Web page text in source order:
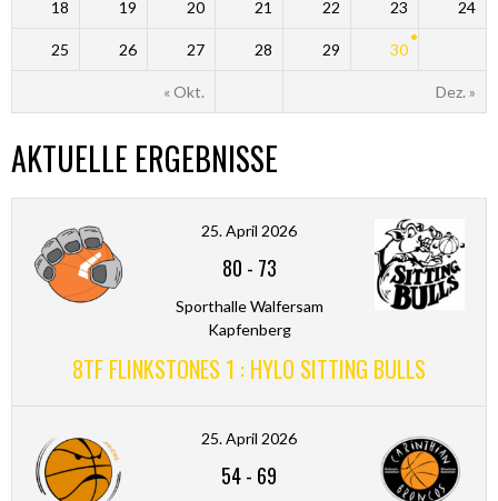
« Okt. Dez. »
18 19 20 21 22 23 24
25 26 27 28 29 30
AKTUELLE ERGEBNISSE
25. April 2026
80 - 73
Sporthalle Walfersam
Kapfenberg
8TF FLINKSTONES 1 : HYLO SITTING BULLS
25. April 2026
54- 69